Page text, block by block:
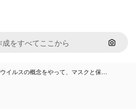
画像で
イルスの概念をやって、マスクと保…